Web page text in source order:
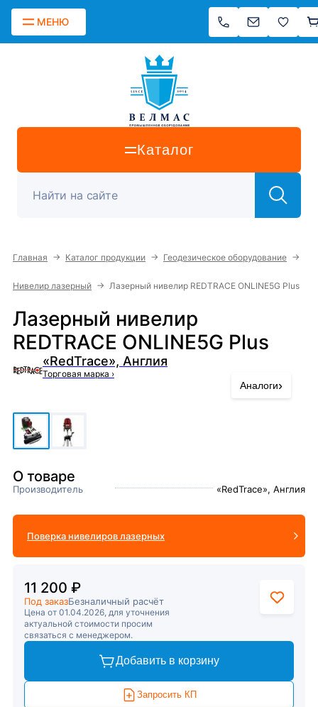
МЕНЮ
Каталог
Главная → Каталог продукции → Геодезическое оборудование →
Нивелир лазерный → Лазерный нивелир REDTRACE ONLINE5G Plus
Лазерный нивелир
REDTRACE ONLINE5G Plus
«RedTrace», Англия
Торговая марка ›
Аналоги›
О товаре
Производитель «RedTrace», Англия
Поверка нивелиров лазерных
11 200 ₽
Под заказБезналичный расчёт
Цена от 01.04.2026, для уточнения
актуальной стоимости просим
связаться с менеджером.
Добавить в корзину
Запросить КП